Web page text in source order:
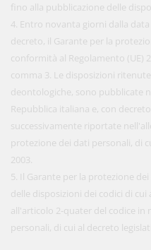
fino alla pubblicazione delle
4. Entro novanta giorni dalla
decreto, il Garante per la
conformità al Regolamento (UE)
comma 3. Le disposizioni
deontologiche, sono pubblicate
Repubblica italiana e, con
successivamente riportate
protezione dei dati personali, di
2003.
5. Il Garante per la protezione
delle disposizioni dei codici di
all'articolo 2-quater del codice
personali, di cui al decreto